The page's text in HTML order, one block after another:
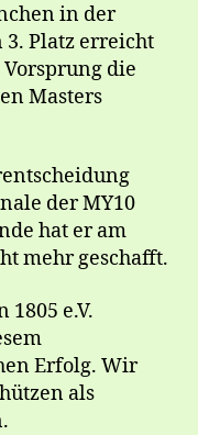
in der
3. Platz erreicht
die
Masters
der MY10
hat er am
mehr geschafft.
e.V.
Erfolg. Wir
als